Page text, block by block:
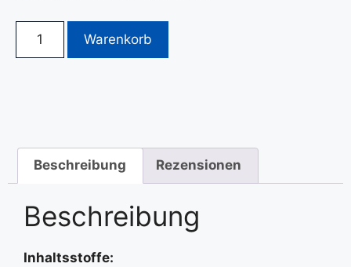
Warenkorb
Beschreibung Rezensionen
Beschreibung
Inhaltsstoffe: